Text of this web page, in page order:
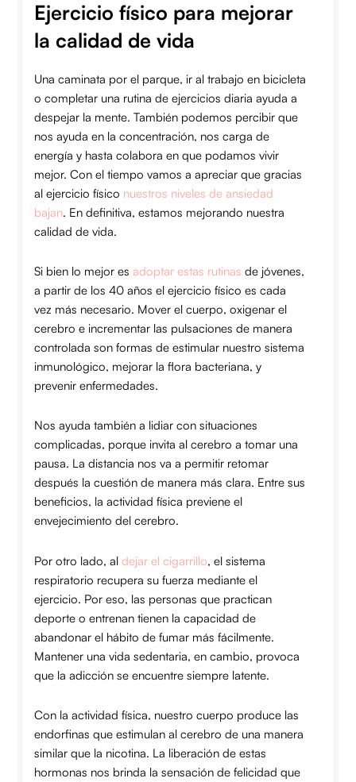
Ejercicio físico para mejorar
la calidad de vida
Una caminata por el parque, ir al trabajo en bicicleta
o completar una rutina de ejercicios diaria ayuda a
despejar la mente. También podemos percibir que
nos ayuda en la concentración, nos carga de
energía y hasta colabora en que podamos vivir
mejor. Con el tiempo vamos a apreciar que gracias
al ejercicio físico nuestros niveles de ansiedad
bajan. En definitiva, estamos mejorando nuestra
calidad de vida.
Si bien lo mejor es adoptar estas rutinas de jóvenes,
a partir de los 40 años el ejercicio físico es cada
vez más necesario. Mover el cuerpo, oxigenar el
cerebro e incrementar las pulsaciones de manera
controlada son formas de estimular nuestro sistema
inmunológico, mejorar la flora bacteriana, y
prevenir enfermedades.
Nos ayuda también a lidiar con situaciones
complicadas, porque invita al cerebro a tomar una
pausa. La distancia nos va a permitir retomar
después la cuestión de manera más clara. Entre sus
beneficios, la actividad física previene el
envejecimiento del cerebro.
Por otro lado, aldejar el cigarrillo, el sistema
respiratorio recupera su fuerza mediante el
ejercicio. Por eso, las personas que practican
deporte o entrenan tienen la capacidad de
abandonar el hábito de fumar más fácilmente.
Mantener una vida sedentaria, en cambio, provoca
que la adicción se encuentre siempre latente.
Con la actividad física, nuestro cuerpo produce las
endorfinas que estimulan al cerebro de una manera
similar que la nicotina. La liberación de estas
hormonas nos brinda la sensación de felicidad que